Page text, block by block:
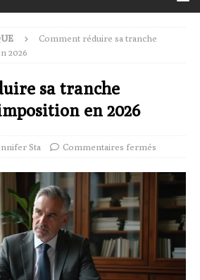
Comment réduire sa tranche
2026
sa tranche
en 2026
Sta Commentaires fermés